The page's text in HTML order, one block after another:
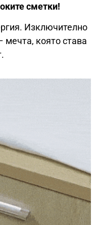
сметки!
Изключително
мечта, която става